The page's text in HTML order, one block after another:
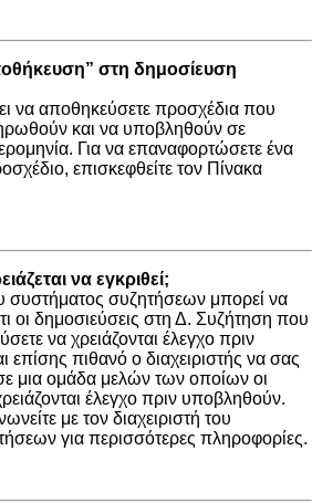
στη δημοσίευση
να αποθηκεύσετε προσχέδια που
και να υποβληθούν σε
Για να επαναφορτώσετε ένα
επισκεφθείτε τον Πίνακα
να εγκριθεί;
συστήματος συζητήσεων μπορεί να
οι δημοσιεύσεις στη Δ. Συζήτηση που
να χρειάζονται έλεγχο πριν
επίσης πιθανό ο διαχειριστής να σας
μια ομάδα μελών των οποίων οι
έλεγχο πριν υποβληθούν.
με τον διαχειριστή του
για περισσότερες πληροφορίες.